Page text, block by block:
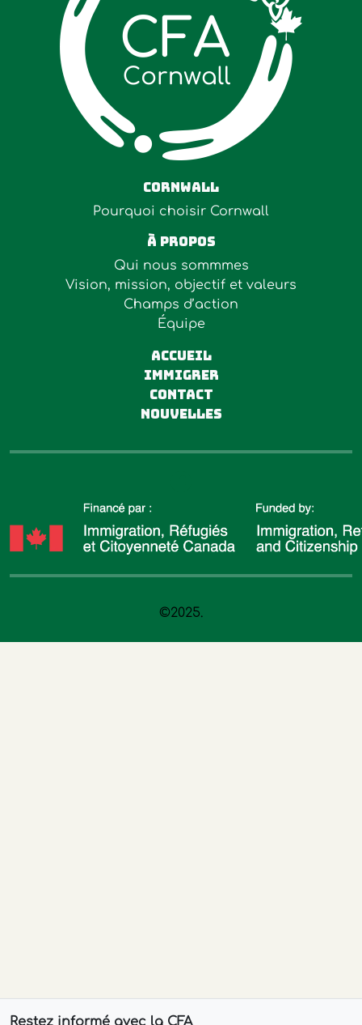
Cornwall
Pourquoi choisir Cornwall
À Propos
Qui nous sommmes
Vision, mission, objectif et valeurs
Champs d’action
Équipe
ACCUEIL
Immigrer
Contact
Nouvelles
©2025.
Restez informé avec la CFA